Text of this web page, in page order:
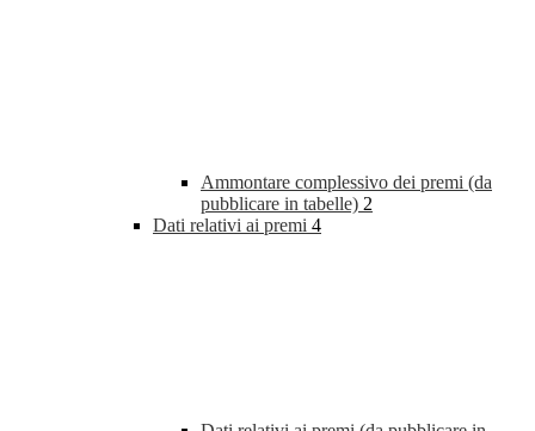
Ammontare complessivo dei premi (da
pubblicare in tabelle) 2
Dati relativi ai premi 4